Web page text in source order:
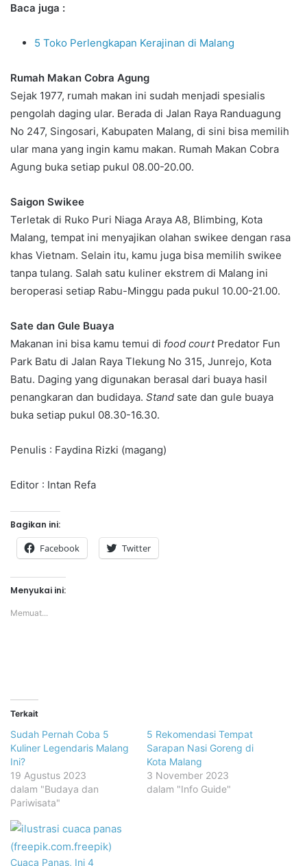
Baca juga :
5 Toko Perlengkapan Kerajinan di Malang
Rumah Makan Cobra Agung
Sejak 1977, rumah makan ini sudah menjadi spesialis
pengolah daging ular. Berada di Jalan Raya Randuagung
No 247, Singosari, Kabupaten Malang, di sini bisa memilih
ular mana yang ingin kamu makan. Rumah Makan Cobra
Agung buka setiap pukul 08.00-20.00.
Saigon Swikee
Terletak di Ruko Puri Niaga Araya A8, Blimbing, Kota
Malang, tempat ini menyajikan olahan swikee dengan rasa
khas Vietnam. Selain itu, kamu juga bisa memilih swikee
tanpa tulang. Salah satu kuliner ekstrem di Malang ini
beroperasi setiap Rabu-Minggu pada pukul 10.00-21.00.
Sate dan Gule Buaya
Makanan ini bisa kamu temui di food courtPredator Fun
Park Batu di Jalan Raya Tlekung No 315, Junrejo, Kota
Batu. Daging yang digunakan berasal dari buaya hasil
penangkaran dan budidaya. Stand sate dan gule buaya
buka setiap pukul 08.30-16.30.
Penulis : Faydina Rizki (magang)
Editor : Intan Refa
Bagikan ini:
Facebook Twitter
Menyukai ini:
Memuat...
Terkait
Sudah Pernah Coba 5
Kuliner Legendaris Malang
Ini?
19 Agustus 2023
dalam "Budaya dan
Pariwisata"
5 Rekomendasi Tempat
Sarapan Nasi Goreng di
Kota Malang
3 November 2023
dalam "Info Guide"
Cuaca Panas, Ini 4